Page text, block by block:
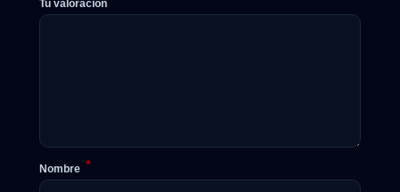
Tu valoración
Nombre *